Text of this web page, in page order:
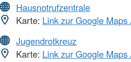
Hausnotrufzentrale
Karte: Link zur Google Maps
Jugendrotkreuz
Karte: Link zur Google Maps